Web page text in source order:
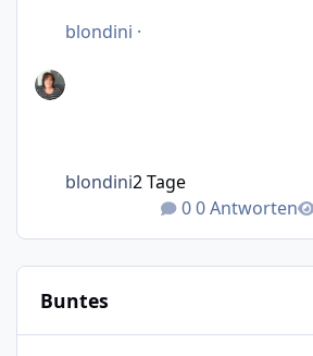
blondini ·
0 Antworten
blondini2 Tage
Buntes